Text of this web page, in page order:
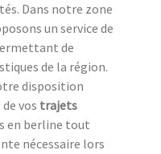
Dans notre zone
un service de
de
de la région.
disposition
vos trajets
en berline tout
nécessaire lors